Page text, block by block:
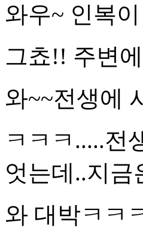
와우~ 인복
그쵸!! 주변
와~~전생에
ㅋㅋㅋ.....전
엇는데..지금
와 대박ㅋㅋ